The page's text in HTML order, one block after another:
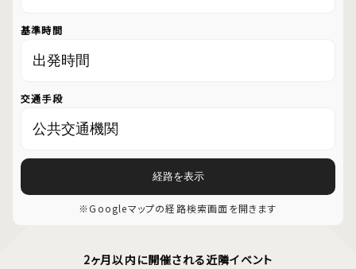
基準時間
交通手段
経路を表示
※Googleマップの経路検索画面を開きます
2ヶ月以内に開催される近隣イベント